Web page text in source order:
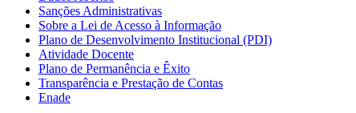
Sanções Administrativas
Sobre a Lei de Acesso à Informação
Plano de Desenvolvimento Institucional (PDI)
Atividade Docente
Plano de Permanência e Êxito
Transparência e Prestação de Contas
Enade